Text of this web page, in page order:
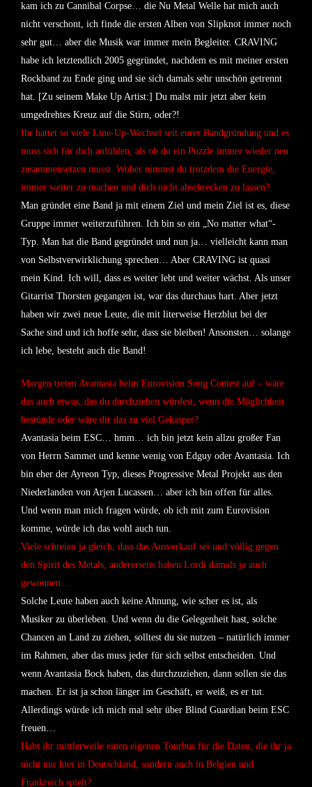
kam ich zu Cannibal Corpse… die Nu Metal Welle hat mich auch
nicht verschont, ich finde die ersten Alben von Slipknot immer noch
sehr gut… aber die Musik war immer mein Begleiter. CRAVING
habe ich letztendlich 2005 gegründet, nachdem es mit meiner ersten
Rockband zu Ende ging und sie sich damals sehr unschön getrennt
hat. [Zu seinem Make Up Artist:] Du malst mir jetzt aber kein
umgedrehtes Kreuz auf die Stirn, oder?!
Ihr hattet so viele Line-Up-Wechsel seit eurer Bandgründung und es
muss sich für dich anfühlen, als ob du ein Puzzle immer wieder neu
zusammensetzen musst. Woher nimmst du trotzdem die Energie,
immer weiter zu machen und dich nicht abschrecken zu lassen?
Man gründet eine Band ja mit einem Ziel und mein Ziel ist es, diese
Gruppe immer weiterzuführen. Ich bin so ein „No matter what“-
Typ. Man hat die Band gegründet und nun ja… vielleicht kann man
von Selbstverwirklichung sprechen… Aber CRAVING ist quasi
mein Kind. Ich will, dass es weiter lebt und weiter wächst. Als unser
Gitarrist Thorsten gegangen ist, war das durchaus hart. Aber jetzt
haben wir zwei neue Leute, die mit literweise Herzblut bei der
Sache sind und ich hoffe sehr, dass sie bleiben! Ansonsten… solange
ich lebe, besteht auch die Band!
Morgen treten Avantasia beim Eurovision Song Contest auf – wäre
das auch etwas, das du durchziehen würdest, wenn die Möglichkeit
bestünde oder wäre dir das zu viel Gekasper?
Avantasia beim ESC… hmm… ich bin jetzt kein allzu großer Fan
von Herrn Sammet und kenne wenig von Edguy oder Avantasia. Ich
bin eher der Ayreon Typ, dieses Progressive Metal Projekt aus den
Niederlanden von Arjen Lucassen… aber ich bin offen für alles.
Und wenn man mich fragen würde, ob ich mit zum Eurovision
komme, würde ich das wohl auch tun.
Viele schreien ja gleich, dass das Ausverkauf sei und völlig gegen
den Spirit des Metals, andererseits haben Lordi damals ja auch
gewonnen…
Solche Leute haben auch keine Ahnung, wie scher es ist, als
Musiker zu überleben. Und wenn du die Gelegenheit hast, solche
Chancen an Land zu ziehen, solltest du sie nutzen – natürlich immer
im Rahmen, aber das muss jeder für sich selbst entscheiden. Und
wenn Avantasia Bock haben, das durchzuziehen, dann sollen sie das
machen. Er ist ja schon länger im Geschäft, er weiß, es er tut.
Allerdings würde ich mich mal sehr über Blind Guardian beim ESC
freuen…
Habt ihr mittlerweile einen eigenen Tourbus für die Daten, die ihr ja
nicht nur hier in Deutschland, sondern auch in Belgien und
Frankreich spielt?